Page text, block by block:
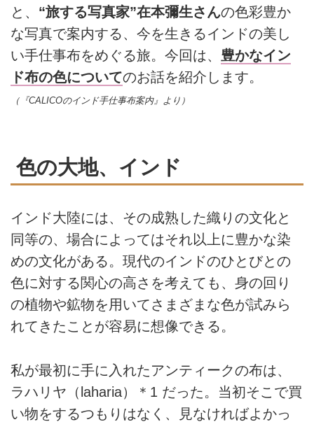
と、 “旅する写真家”在本彌生さんの色彩豊か
な写真で案内する、今を生きるインドの美し
い手仕事布をめぐる旅。今回は、 豊かなイン
ド布の色についてのお話を紹介します。
（『CALICOのインド手仕事布案内』より）
色の大地、インド
インド大陸には、その成熟した織りの文化と
同等の、場合によってはそれ以上に豊かな染
めの文化がある。現代のインドのひとびとの
色に対する関心の高さを考えても、身の回り
の植物や鉱物を用いてさまざまな色が試みら
れてきたことが容易に想像できる。
私が最初に手に入れたアンティークの布は、
ラハリヤ（laharia）＊1 だった。当初そこで買
い物をするつもりはなく、見なければよかっ